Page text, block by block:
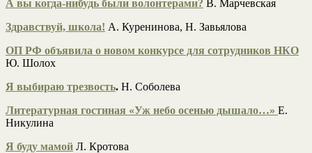
А вы когда-нибудь были волонтерами? В. Марчевская
Здравствуй, школа! А. Куренинова, Н. Завьялова
ОП РФ объявила о новом конкурсе для сотрудников НКО
Ю. Шолох
Я выбираю трезвость. Н. Соболева
Литературная гостиная «Уж небо осенью дышало…» Е.
Никулина
Я буду мамой Л. Кротова